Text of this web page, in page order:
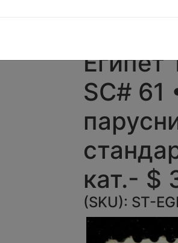
Египет
SC# 61
кат.- $
(SKU): ST-